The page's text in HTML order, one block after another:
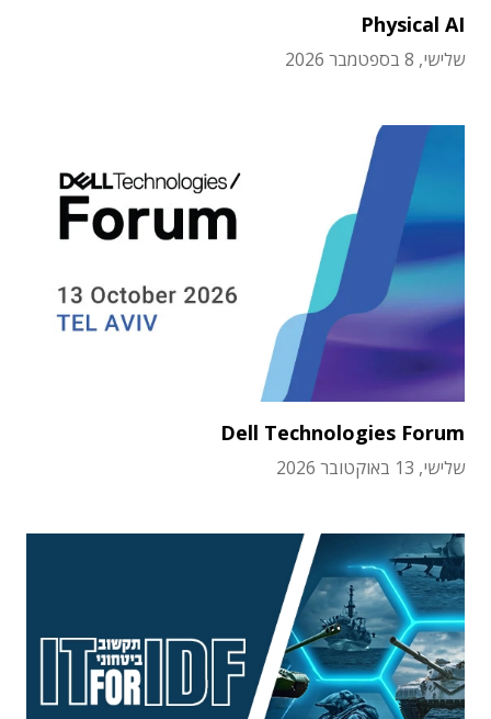
Physical AI
שלישי, 8 בספטמבר 2026
Dell Technologies Forum
שלישי, 13 באוקטובר 2026